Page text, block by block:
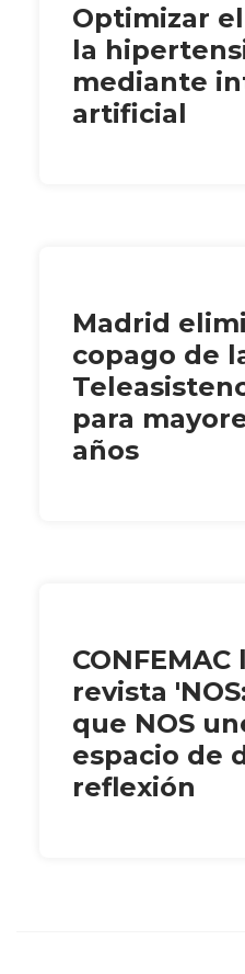
Optimizar
la
mediante
artificial
Madrid
copago de
para
años
CONFEMAC
revista
que NOS
espacio de
reflexión